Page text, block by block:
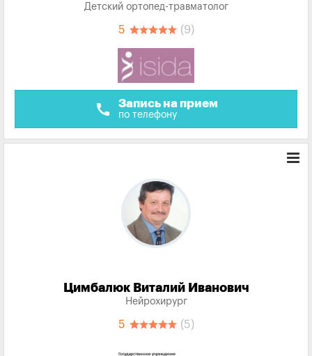
Детский ортопед-травматолог
5 (9)
call Запись на прием
по телефону
Цимбалюк Виталий Иванович
Нейрохирург
5 (5)